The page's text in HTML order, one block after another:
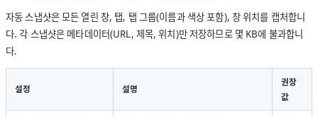
자동 스냅샷은 모든 열린 창, 탭, 탭 그룹(이름과 색상 포함), 창 위치를 캡처합니
다. 각 스냅샷은 메타데이터(URL, 제목, 위치)만 저장하므로 몇 KB에 불과합니
다.
설정 설명
권장
값